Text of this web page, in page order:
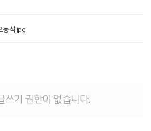
동석.jpg
쓰기 권한이 없습니다.